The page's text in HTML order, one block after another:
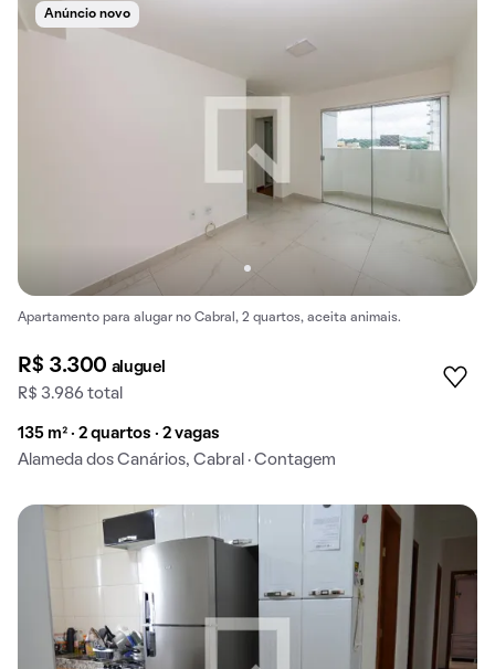
Anúncio novo
Apartamento para alugar no Cabral, 2 quartos, aceita animais.
R$ 3.300 aluguel
R$ 3.986 total
135 m² · 2 quartos · 2 vagas
Alameda dos Canários, Cabral · Contagem